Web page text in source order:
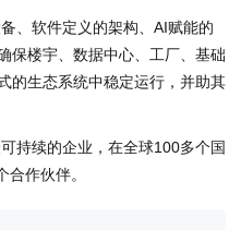
、软件定义的架构、AI赋能的
保楼宇、数据中心、工厂、基础
的生态系统中稳定运行，并助其
持续的企业，在全球100多个国
作伙伴。